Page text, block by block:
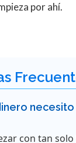
por ahí.
con tan solo